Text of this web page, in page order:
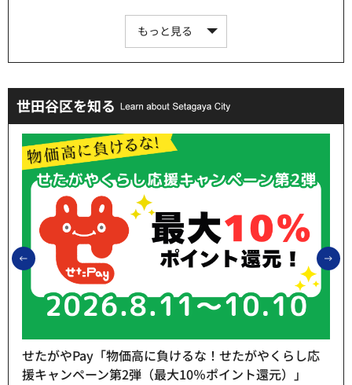
もっと見る
世田谷区を知る
前のスライドを表示
せたがやPay「物価高に負けるな！せたがやくらし応
援キャンペーン第2弾（最大10％ポイント還元）」